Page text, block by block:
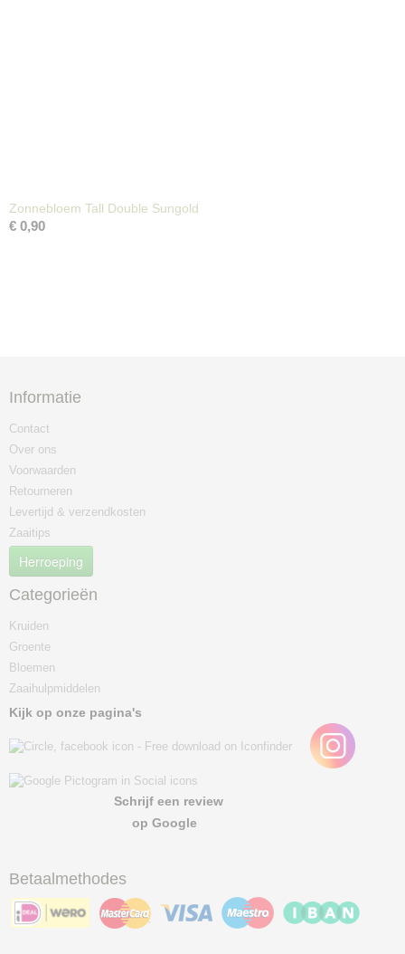
Zonnebloem Tall Double Sungold
€ 0,90
Informatie
Contact
Over ons
Voorwaarden
Retourneren
Levertijd & verzendkosten
Zaaitips
Herroeping
Categorieën
Kruiden
Groente
Bloemen
Zaaihulpmiddelen
Kijk op onze pagina's
Schrijf een review
op Google
Betaalmethodes